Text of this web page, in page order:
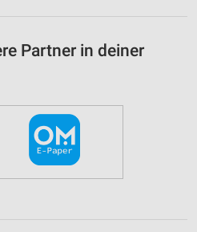
Partner in deiner